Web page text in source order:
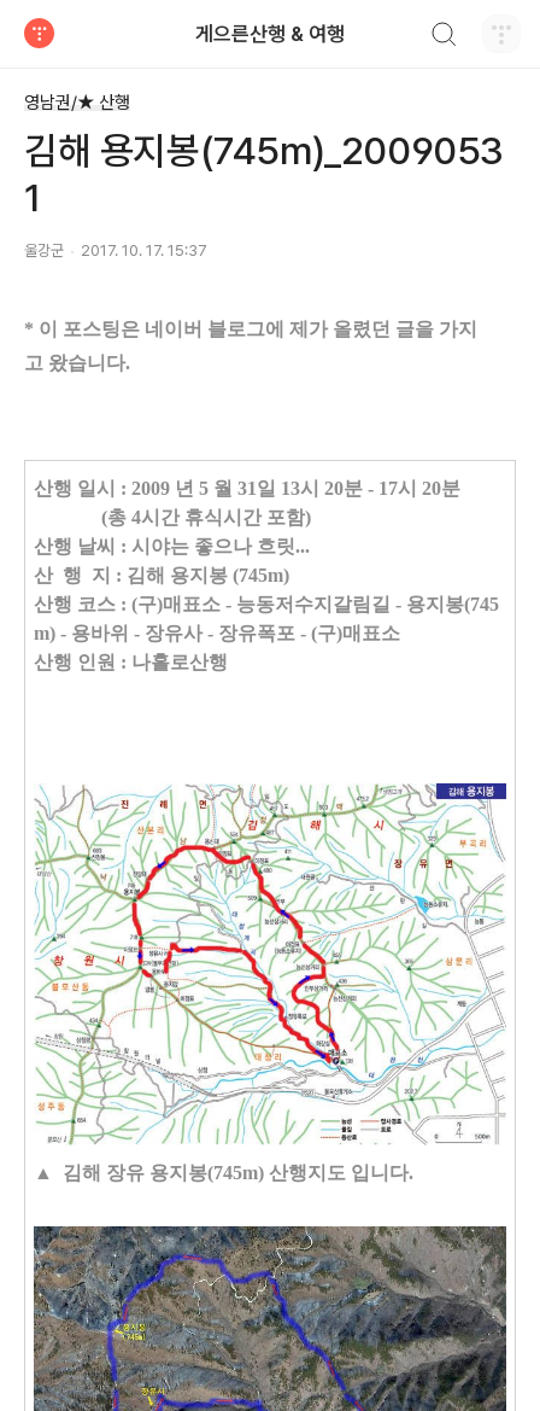
게으른산행 & 여행
영남권/★ 산행
김해 용지봉(745m)_2009053
1
울강군 2017. 10. 17. 15:37
* 이 포스팅은 네이버 블로그에 제가 올렸던 글을 가지
고 왔습니다.
산행 일시 : 2009 년 5 월 31일 13시 20분 - 17시 20분
(총 4시간 휴식시간 포함)
산행 날씨 : 시야는 좋으나 흐릿...
산 행 지 : 김해 용지봉 (745m)
산행 코스 : (구)매표소 - 능동저수지갈림길 - 용지봉(745
m) - 용바위 - 장유사- 장유폭포 - (구)매표소
산행 인원 : 나홀로산행
▲ 김해 장유 용지봉(745m) 산행지도 입니다.